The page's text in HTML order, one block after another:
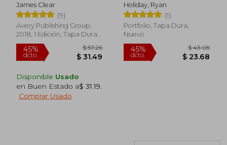
Break bad Ones (en
Inglés)
James Clear
(9)
Avery Publishing Group,
2018, 1 Edición, Tapa Dura,
Nuevo
Disponible Usado
en Buen Estado a$ 31.19
Comprar Usado
Raising Great Kids (en
Inglés)
Holiday, Ryan
(1)
Portfolio, Tapa Dura,
Nuevo